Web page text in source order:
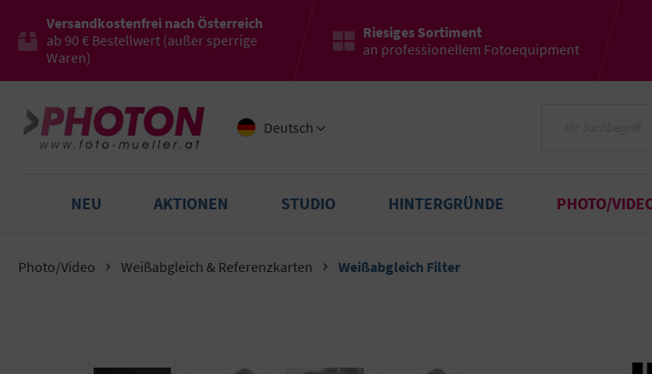
Versandkostenfrei nach Österreich
ab 90 € Bestellwert (außer sperrige
Waren)
Riesiges Sortiment
an professionellem Fotoequipment
Deutsch
NEU AKTIONEN STUDIO HINTERGRÜNDE PHOTO/
Photo/Video Weißabgleich & Referenzkarten Weißabgleich Filter
Bildergalerie überspringen